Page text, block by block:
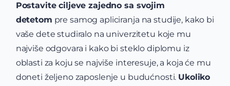
Postavite ciljeve zajedno sa svojim
detetom pre samog apliciranja na studije, kako bi
vaše dete studiralo na univerzitetu koje mu
najviše odgovara i kako bi steklo diplomu iz
oblasti za koju se najviše interesuje, a koja će mu
doneti željeno zaposlenje u budućnosti. Ukoliko